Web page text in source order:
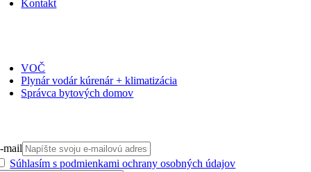
Kontakt
VOČ
Plynár vodár kúrenár + klimatizácia
Správca bytových domov
mail
Súhlasím s podmienkami ochrany osobných údajov